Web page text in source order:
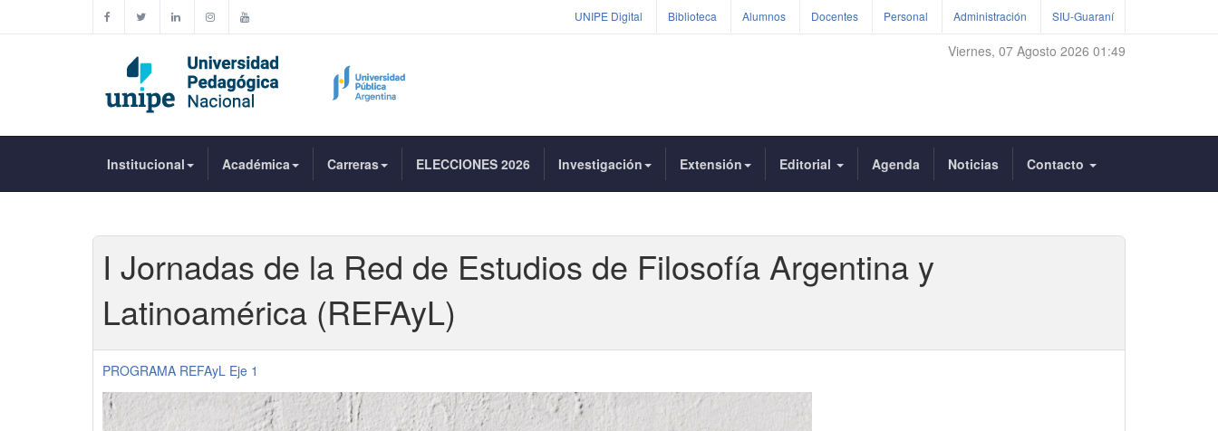
UNIPE Digital Biblioteca Alumnos Docentes Personal Administración SIU-Guaraní
Viernes, 07 Agosto 2026 01:49
Institucional Académica Carreras ELECCIONES 2026 Investigación Extensión Editorial Agenda Noticias Contacto
I Jornadas de la Red de Estudios de Filosofía Argentina y
Latinoamérica (REFAyL)
PROGRAMA REFAyL Eje 1